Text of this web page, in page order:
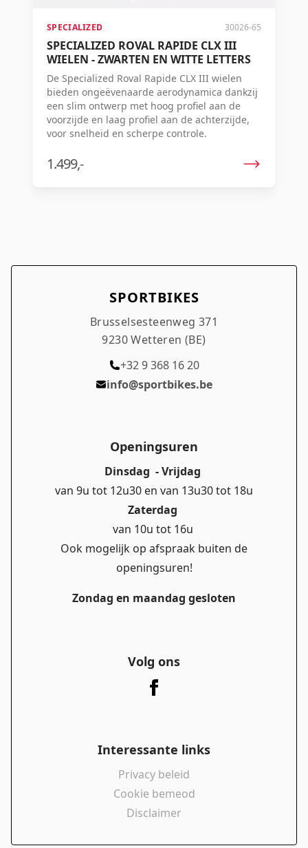
SPECIALIZED 30026-65
SPECIALIZED ROVAL RAPIDE CLX III
WIELEN - ZWARTEN EN WITTE LETTERS
De Specialized Roval Rapide CLX III wielen
bieden ongeëvenaarde aerodynamica dankzij
een slim ontwerp met hoog profiel aan de
voorzijde en laag profiel aan de achterzijde,
voor snelheid en scherpe controle.
1.499,-
SPORTBIKES
Brusselsesteenweg 371
9230 Wetteren (BE)
+32 9 368 16 20
info@sportbikes.be
Openingsuren
Dinsdag - Vrijdag
van 9u tot 12u30 en van 13u30 tot 18u
Zaterdag
van 10u tot 16u
Ook mogelijk op afspraak buiten de
openingsuren!
Zondag en maandag gesloten
Volg ons
Interessante links
Privacy beleid
Cookie bemeod
Disclaimer